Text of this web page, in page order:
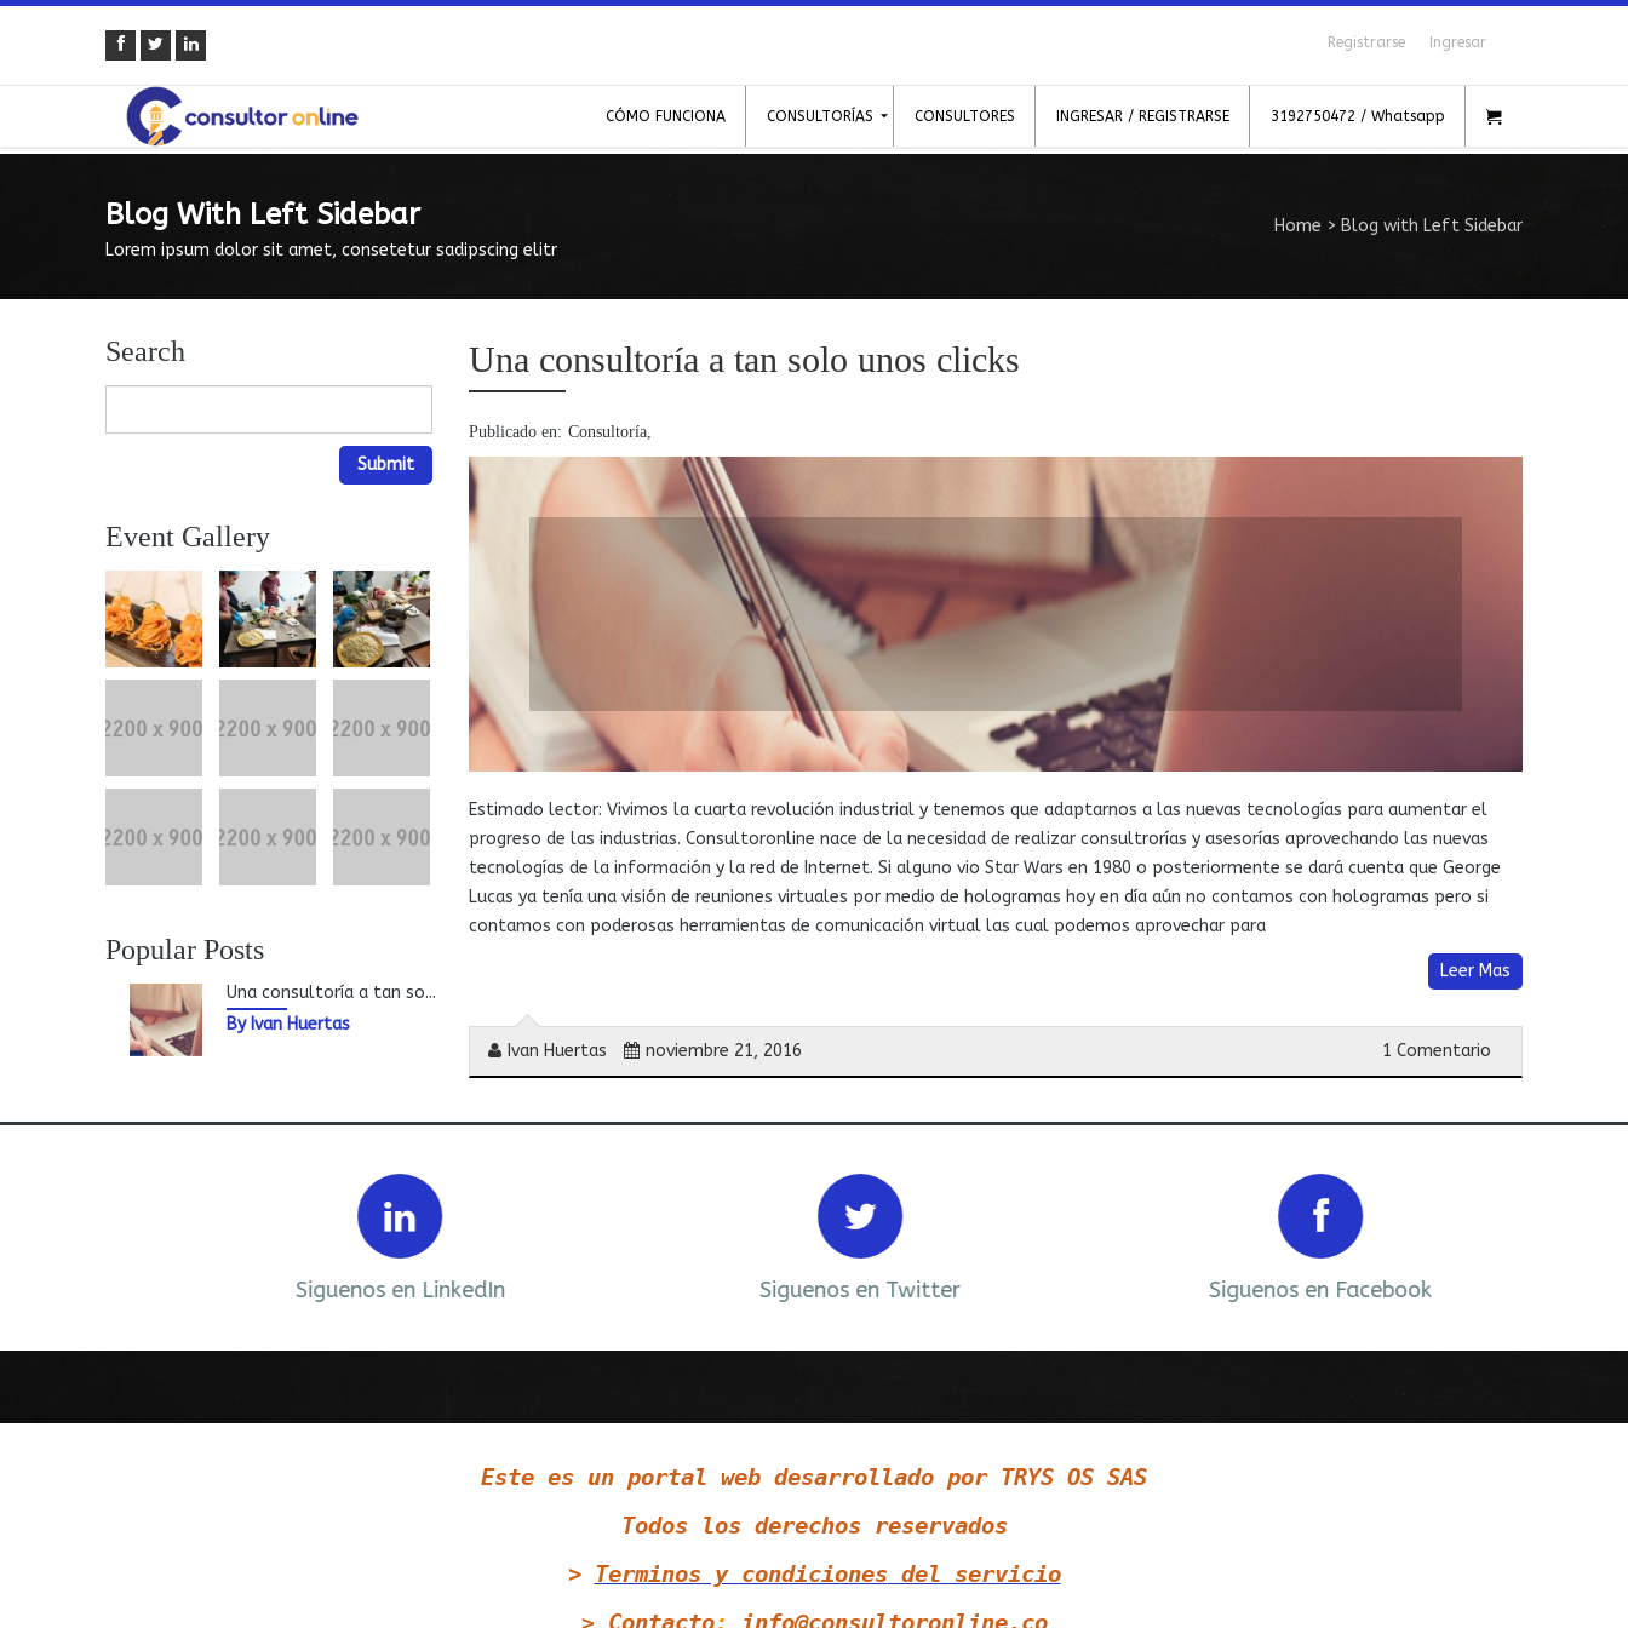
Registrarse Ingresar
CÓMO FUNCIONA CONSULTORÍAS CONSULTORES INGRESAR / REGISTRARSE 3192750472 / Whatsapp
Blog With Left Sidebar
Lorem ipsum dolor sit amet, consetetur sadipscing elitr
Home > Blog with Left Sidebar
Search
Event Gallery
Popular Posts
Una consultoría a tan so...
By Ivan Huertas
Una consultoría a tan solo unos clicks
Publicado en: Consultoría
Estimado lector: Vivimos la cuarta revolución industrial y tenemos que adaptarnos a las nuevas tecnologías para aumentar el
progreso de las industrias. Consultoronline nace de la necesidad de realizar consultrorías y asesorías aprovechando las nuevas
tecnologías de la información y la red de Internet. Si alguno vio Star Wars en 1980 o posteriormente se dará cuenta que George
Lucas ya tenía una visión de reuniones virtuales por medio de hologramas hoy en día aún no contamos con hologramas pero si
contamos con poderosas herramientas de comunicación virtual las cual podemos aprovechar para
Leer Mas
Ivan Huertas noviembre 21, 2016 1 Comentario
Siguenos en LinkedIn Siguenos en Twitter Siguenos en Facebook
Este es un portal web desarrollado por TRYS OS SAS
Todos los derechos reservados
> Terminos y condiciones del servicio
> Contacto: info@consultoronline.co